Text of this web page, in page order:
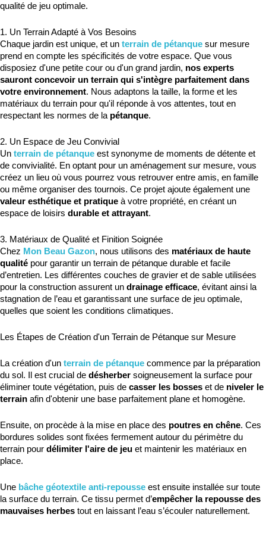
qualité de jeu optimale.
1. Un Terrain Adapté à Vos Besoins
Chaque jardin est unique, et un terrain de pétanque sur mesure
prend en compte les spécificités de votre espace. Que vous
disposiez d'une petite cour ou d'un grand jardin, nos experts
sauront concevoir un terrain qui s'intègre parfaitement dans
votre environnement. Nous adaptons la taille, la forme et les
matériaux du terrain pour qu'il réponde à vos attentes, tout en
respectant les normes de la pétanque.
2. Un Espace de Jeu Convivial
Un terrain de pétanque est synonyme de moments de détente et
de convivialité. En optant pour un aménagement sur mesure, vous
créez un lieu où vous pourrez vous retrouver entre amis, en famille
valeur esthétique et pratique à votre propriété, en créant un
espace de loisirs durable et attrayant.
3. Matériaux de Qualité et Finition Soignée
Chez Mon Beau Gazon, nous utilisons des matériaux de haute
qualité pour garantir un terrain de pétanque durable et facile
d’entretien. Les différentes couches de gravier et de sable utilisées
pour la construction assurent un drainage efficace, évitant ainsi la
stagnation de l’eau et garantissant une surface de jeu optimale,
quelles que soient les conditions climatiques.
Les Étapes de Création d'un Terrain de Pétanque sur Mesure
La création d'un terrain de pétanque commence par la préparation
du sol. Il est crucial de désherber soigneusement la surface pour
éliminer toute végétation, puis de casser les bosses et de niveler le
terrain afin d'obtenir une base parfaitement plane et homogène.
Ensuite, on procède à la mise en place des poutres en chêne. Ces
bordures solides sont fixées fermement autour du périmètre du
terrain pour délimiter l'aire de jeu et maintenir les matériaux en
place.
Une bâche géotextile anti-repousse est ensuite installée sur toute
la surface du terrain. Ce tissu permet d’empêcher la repousse des
mauvaises herbes tout en laissant l’eau s’écouler naturellement.